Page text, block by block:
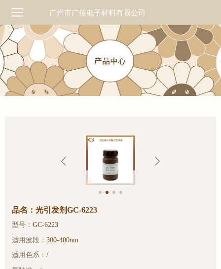
广州市广传电子材料有限公司
品名：光引发剂GC-6223
型号：GC-6223
适用波段：300-400nm
适用色系：/